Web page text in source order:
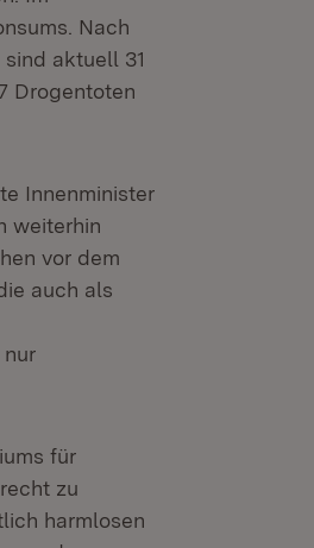
Nach
aktuell 31
Drogentoten
Innenminister
weiterhin
vor dem
auch als
für
zu
harmlosen